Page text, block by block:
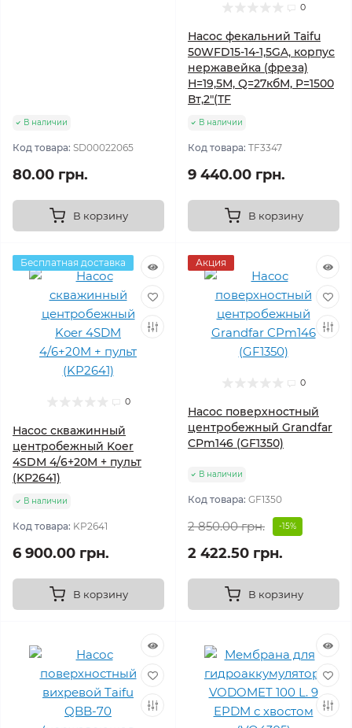
В наличии
Код товара: SD00022065
80.00 грн.
В корзину
0
Насос фекальний Taifu
50WFD15-14-1,5GA, корпус
нержавейка (фреза)
Н=19,5М, Q=27кбМ, P=1500
Вт,2"(TF
В наличии
Код товара: TF3347
9 440.00 грн.
В корзину
Бесплатная доставка
0
Насос скважинный
центробежный Koer
4SDM 4/6+20M + пульт
(KP2641)
В наличии
Код товара: KP2641
6 900.00 грн.
В корзину
Акция
0
Насос поверхностный
центробежный Grandfar
CPm146 (GF1350)
В наличии
Код товара: GF1350
2 850.00 грн. -15%
2 422.50 грн.
В корзину